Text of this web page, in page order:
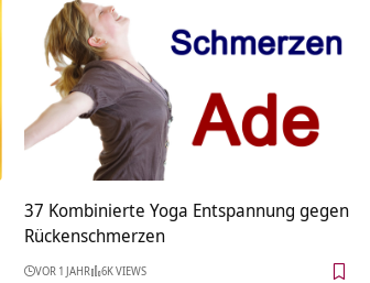
37 Kombinierte Yoga Entspannung gegen
Rückenschmerzen
VOR 1 JAHR 6K VIEWS